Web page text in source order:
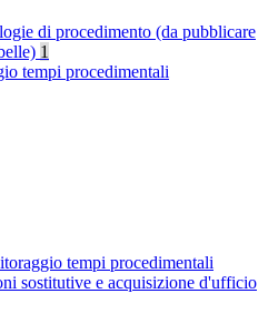
di procedimento (da pubblicare
1
tempi procedimentali
tempi procedimentali
sostitutive e acquisizione d'ufficio